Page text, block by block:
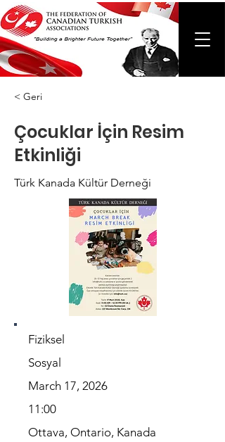
< Geri
Çocuklar İçin Resim
Etkinliği
Türk Kanada Kültür Derneği
Fiziksel
Sosyal
March 17, 2026
11:00
Ottava, Ontario, Kanada